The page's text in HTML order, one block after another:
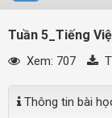
Tuần 5_Tiếng
Xem: 707
Thông tin bài